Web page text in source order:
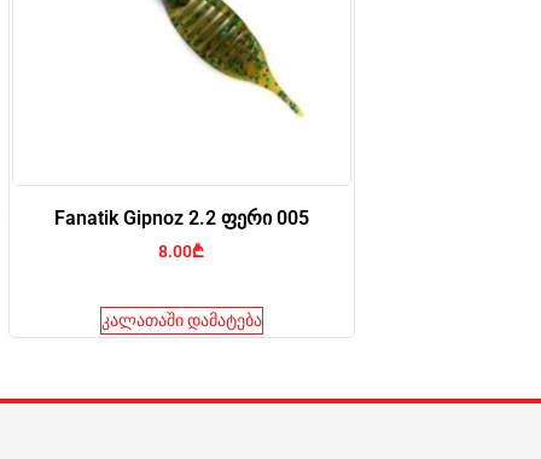
Fanatik Gipnoz 2.2 ფერი 005
8.00₾
კალათაში დამატება